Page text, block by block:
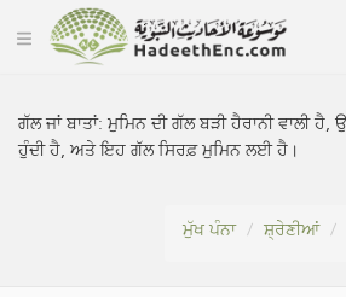
ਗੱਲ ਜਾਂ ਬਾਤਾਂ:ਮੁਮਿਨ ਦੀ ਗੱਲ ਬੜੀ ਹੈਰਾਨੀ ਵਾਲੀ
ਹੁੰਦੀ ਹੈ, ਅਤੇ ਇਹ ਗੱਲ ਸਿਰਫ਼ ਮੁਮਿਨ ਲਈ ਹੈ।
ਮੁੱਖ ਪੰਨਾ ਸ਼੍ਰੇਣੀਆਂ